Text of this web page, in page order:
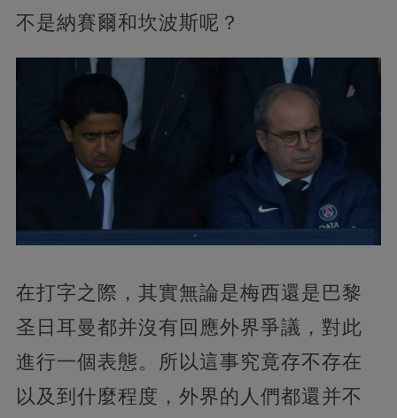
不是納賽爾和坎波斯呢？
在打字之際，其實無論是梅西還是巴黎
圣日耳曼都并沒有回應外界爭議，對此
進行一個表態。所以這事究竟存不存在
以及到什麼程度，外界的人們都還并不